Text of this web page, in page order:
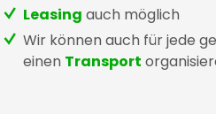
Leasing auch möglich
Wir können auch für jede
einen Transport